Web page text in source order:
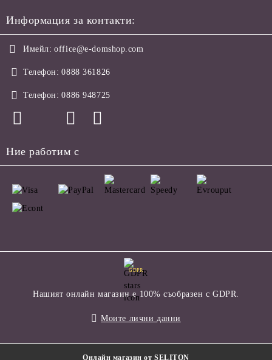
Информация за контакти:
Имейл: office@e-domshop.com
Телефон: 0888 361826
Телефон: 0886 948725
Ние работим с
GDPR
Нашият онлайн магазин е 100% съобразен с GDPR.
Моите лични данни
Онлайн магазин от SELITON